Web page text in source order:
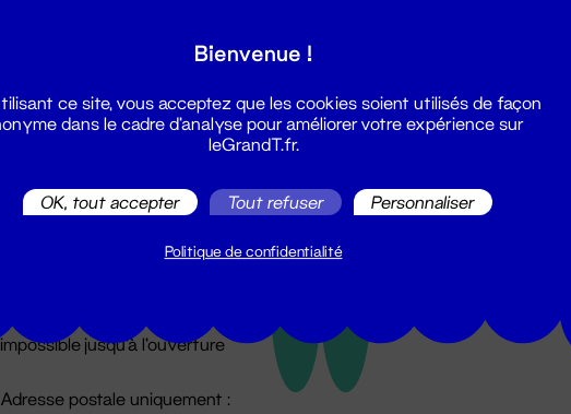
les actualités du Grand T :
Billetterie
billetterie@leGrandT.fr
impossible jusqu'à l'ouverture
Adresse postale uniquement :
Bienvenue !
ce site, vous acceptez que les cookies soient utilisés de façon
dans le cadre d'analyse pour améliorer votre expérience sur
leGrandT.fr.
OK, tout accepter Tout refuser Personnaliser
Politique de confidentialité